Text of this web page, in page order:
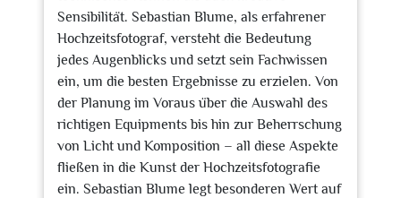
Sensibilität. Sebastian Blume, als erfahrener
Hochzeitsfotograf, versteht die Bedeutung
jedes Augenblicks und setzt sein Fachwissen
ein, um die besten Ergebnisse zu erzielen. Von
der Planung im Voraus über die Auswahl des
richtigen Equipments bis hin zur Beherrschung
von Licht und Komposition – all diese Aspekte
fließen in die Kunst der Hochzeitsfotografie
ein. Sebastian Blume legt besonderen Wert auf